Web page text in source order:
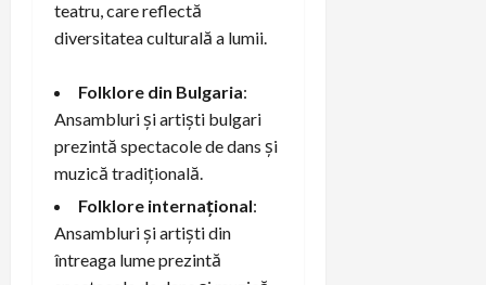
teatru, care reflectă
diversitatea culturală a lumii.
Folklore din Bulgaria:
Ansambluri și artiști bulgari
prezintă spectacole de dans și
muzică tradițională.
Folklore internațional:
Ansambluri și artiști din
întreaga lume prezintă